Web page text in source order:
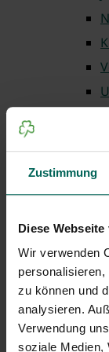
Zustimmung
Diese
Wir verwenden
zu können und
analysieren.
Verwendung
soziale Medien,